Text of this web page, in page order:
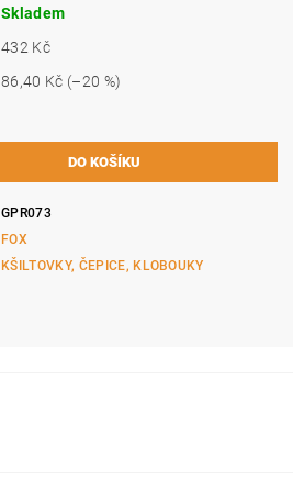
Skladem
432 Kč
86,40 Kč (–20 %)
GPR073
FOX
KŠILTOVKY, ČEPICE, KLOBOUKY